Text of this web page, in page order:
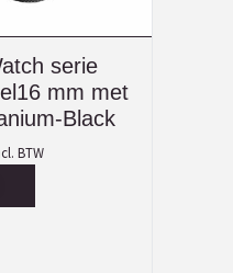
serie
mm met
Black
BTW